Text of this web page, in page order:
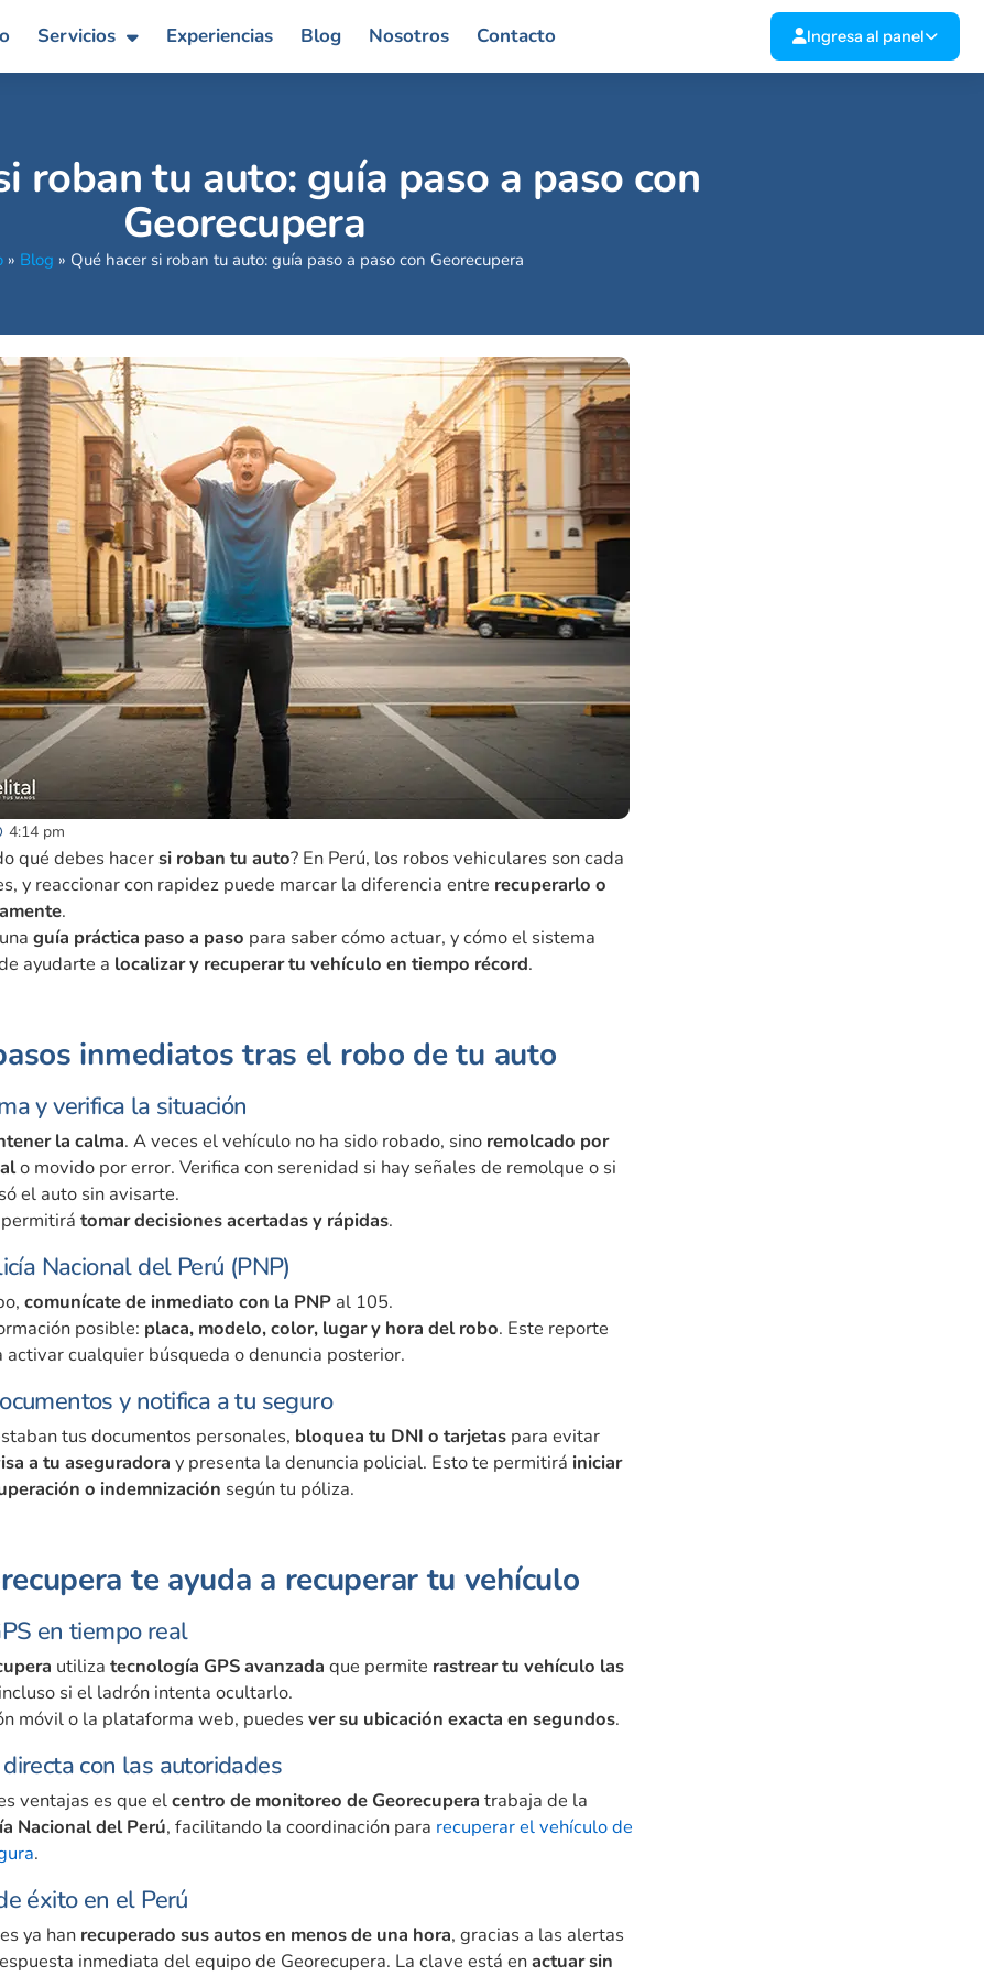
Servicios Experiencias Blog Nosotros Contacto Ingresa al panel
roban tu auto: guía paso a paso con
Georecupera
» Blog » Qué hacer si roban tu auto: guía paso a paso con Georecupera
4:14 pm
qué debes hacersi roban tu auto? En Perú, los robos vehiculares son cada
y reaccionar con rapidez puede marcar la diferencia entre recuperarlo o
.
guía práctica paso a paso para saber cómo actuar, y cómo el sistema
ayudarte a localizar y recuperar tu vehículo en tiempo récord.
inmediatos tras el robo de tu auto
y verifica la situación
la calma. A veces el vehículo no ha sido robado, sino remolcado por
o movido por error. Verifica con serenidad si hay señales de remolque o si
el auto sin avisarte.
tomar decisiones acertadas y rápidas.
Nacional del Perú (PNP)
comunícate de inmediato con la PNP al 105.
posible: placa, modelo, color, lugar y hora del robo. Este reporte
activar cualquier búsqueda o denuncia posterior.
y notifica a tu seguro
tus documentos personales, bloquea tu DNI o tarjetas para evitar
a tu aseguradora y presenta la denuncia policial. Esto te permitirá iniciar
o indemnización según tu póliza.
te ayuda a recuperar tu vehículo
en tiempo real
utiliza tecnología GPS avanzada que permite rastrear tu vehículo las
si el ladrón intenta ocultarlo.
móvil o la plataforma web, puedes ver su ubicación exacta en segundos.
con las autoridades
ventajas es que elcentro de monitoreo de Georecupera trabaja de la
Nacional del Perú, facilitando la coordinación para recuperar el vehículo de
.
éxito en el Perú
ya han recuperado sus autos en menos de una hora, gracias a las alertas
inmediata del equipo de Georecupera. La clave está enactuar sin